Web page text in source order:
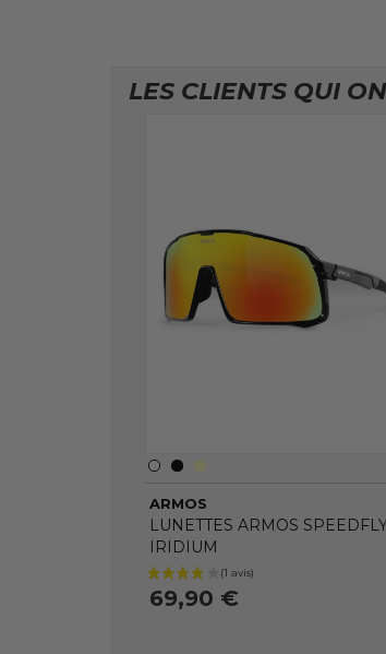
LES CLIENTS QUI
ARMOS
LUNETTES ARMOS
IRIDIUM
69,90 €